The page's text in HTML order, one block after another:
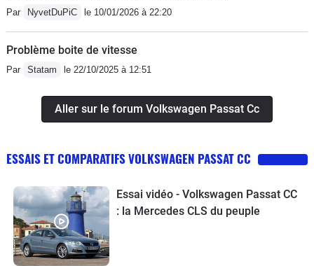
Par NyvetDuPiC le 10/01/2026 à 22:20
Problème boite de vitesse
Par Statam le 22/10/2025 à 12:51
Aller sur le forum Volkswagen Passat Cc
ESSAIS ET COMPARATIFS VOLKSWAGEN PASSAT CC
Essai vidéo - Volkswagen Passat CC
: la Mercedes CLS du peuple